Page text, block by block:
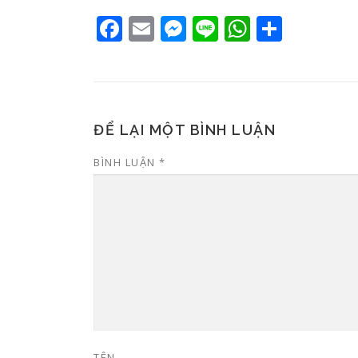
Facebook
EmailMessenger
Line
ĐỂ LẠI MỘT BÌNH LUẬN
BÌNH LUẬN *